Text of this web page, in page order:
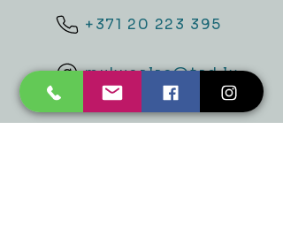
+371 20 223 395
mukusalas@tad.lv